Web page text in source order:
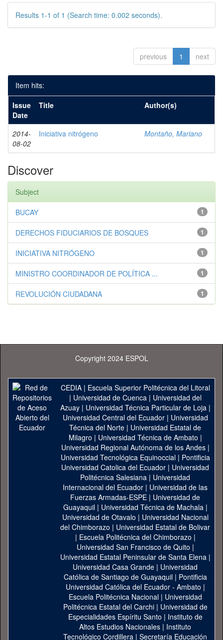
Results 1-1 of 1 (Search time: 0.002 seconds).
previous 1 next
Item hits:
Issue
Date
Title Author(s)
2014-
08-02
Iniciativa nitrógeno Montaño, Mariano
Discover
Subject
1
BUCAY
1
DERECHOS FIDUCIARIOS DE BOSQUES
1
INICIATIVA NITRÓGENO
1
MINISTRO COORDINADOR DE POLÍTICA ...
1
REVOLUCIÓN CIUDADANA
Copyright 2024 ESPOL
CEDIA| Escuela Superior Politécnica del Litoral
| Universidad de Cuenca| Universidad del
Azuay| Universidad Técnica Particular de Loja|
Universidad Central del Ecuador| Universidad
Técnica del Norte | Universidad Estatal de
Milagro | Universidad Técnica de Ambato |
Universidad Regional Autónoma de los Andes|
Universidad Tecnológica Equinoccial| Pontificia
Universidad Catolica del Ecuador | Universidad
Politécnica Salesiana | Universidad
Internacional del Ecuador | Universidad de las
Fuerzas Armadas-ESPE | Universidad de
Guayaquil| Universidad Técnica de Machala|
Universidad de Otavalo | Universidad Nacional
del Chimborazo | Universidad Estatal de Bolivar
| Escuela Politécnica del Chimborazo |
Universidad San Francisco de Quito |
Universidad Estatal Peninsular de Santa Elena|
Universidad Casa Grande | Universidad
Católica de Santiago de Guayaquil| Pontificia
Universidad Católica del Ecuador - Ambato |
Escuela Politécnica Nacional| Universidad
Politécnica Estatal del Carchi| Universidad de
Especialidades Espíritu Santo | Instituto de
Altos Estudios Nacionales | Instituto
Tecnológico Cordillera | Secretaría Educación